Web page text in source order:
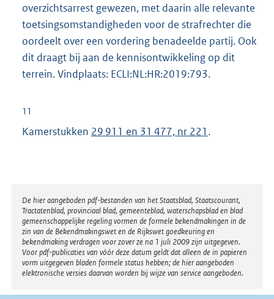
overzichtsarrest gewezen, met daarin alle relevante
toetsingsomstandigheden voor de strafrechter die
oordeelt over een vordering benadeelde partij. Ook
dit draagt bij aan de kennisontwikkeling op dit
terrein. Vindplaats: ECLI:NL:HR:2019:793.
11
Kamerstukken 29 911 en 31 477, nr 221 .
Disclaimer
De hier aangeboden pdf-bestanden van het Staatsblad, Staatscourant,
Tractatenblad, provinciaal blad, gemeenteblad, waterschapsblad en blad
gemeenschappelijke regeling vormen de formele bekendmakingen in de
zin van de Bekendmakingswet en de Rijkswet goedkeuring en
bekendmaking verdragen voor zover ze na 1 juli 2009 zijn uitgegeven.
Voor pdf-publicaties van vóór deze datum geldt dat alleen de in papieren
vorm uitgegeven bladen formele status hebben; de hier aangeboden
elektronische versies daarvan worden bij wijze van service aangeboden.